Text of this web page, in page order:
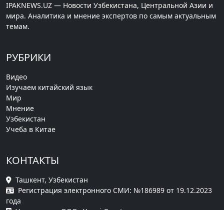
IPAKNEWS.UZ — Новости Узбекистана, Центральной Азии и
мира. Аналитика и мнение экспертов по самым актуальным
темам.
РУБРИКИ
Видео
Изучаем китайский язык
Мир
Мнение
Узбекистан
Учеба в Китае
КОНТАКТЫ
Ташкент, Узбекистан
Регистрация электронного СМИ: №186989 от 19.12.2023
года